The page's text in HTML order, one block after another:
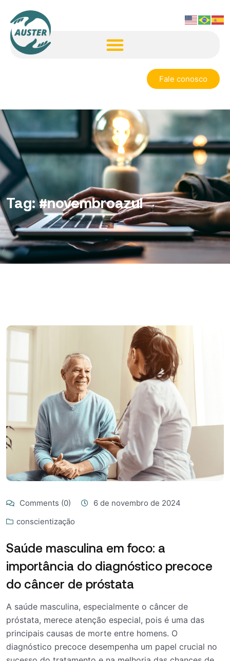
Fale conosco
Tag:#novembroazul
Comments (0)
6 de novembro de 2024
conscientização
Saúde masculina em foco: a
importância do diagnóstico precoce
do câncer de próstata
A saúde masculina, especialmente o câncer de
próstata, merece atenção especial, pois é uma das
principais causas de morte entre homens. O
diagnóstico precoce desempenha um papel crucial no